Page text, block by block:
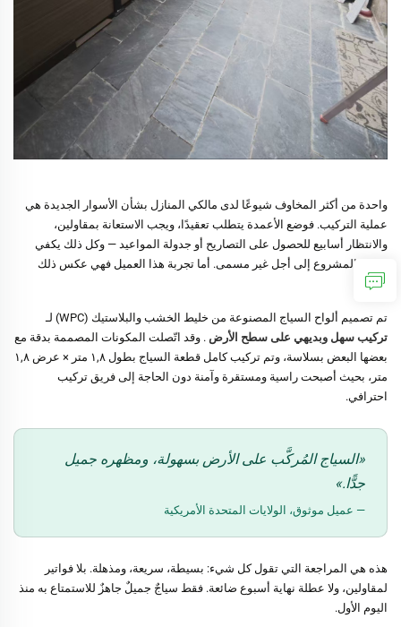
واحدة من أكثر المخاوف شيوعًا لدى مالكي المنازل بشأن الأسوار الجديدة هي
عملية التركيب. فوضع الأعمدة يتطلب تعقيدًا، ويجب الاستعانة بمقاولين،
والانتظار أسابيع للحصول على التصاريح أو جدولة المواعيد — وكل ذلك يكفي
لإرجاء المشروع إلى أجل غير مسمى. أما تجربة هذا العميل فهي عكس ذلك
تمامًا.
تم تصميم ألواح السياج المصنوعة من خليط الخشب والبلاستيك (WPC) لـ
تركيب سهل وبديهي على سطح الأرض . وقد اتّصلت المكونات المصممة بدقة مع
بعضها البعض بسلاسة، وتم تركيب كامل قطعة السياج بطول ١,٨ متر × عرض ١,٨
متر، بحيث أصبحت راسية ومستقرة وآمنة دون الحاجة إلى فريق تركيب
احترافي.
«السياج المُركَّب على الأرض بسهولة، ومظهره جميل
جدًّا.»
— عميل موثوق، الولايات المتحدة الأمريكية
هذه هي المراجعة التي تقول كل شيء: بسيطة، سريعة، ومذهلة. بلا فواتير
لمقاولين، ولا عطلة نهاية أسبوع ضائعة. فقط سياجٌ جميلٌ جاهزٌ للاستمتاع به منذ
اليوم الأول.